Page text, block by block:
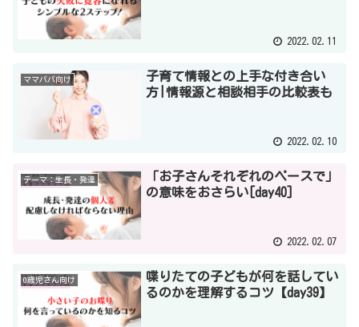
2022.02.11
ママパパ向け
子育て情報との上手な付き合い
方|情報源と相談相手の比較表も
2022.02.10
テーマ：生長・発達
「お子さんそれぞれのペースで」
の意味をおさらい[day40]
2022.02.07
0歳児さん向け
喋りたての子どもが何を話してい
るのかを理解するコツ【day39】